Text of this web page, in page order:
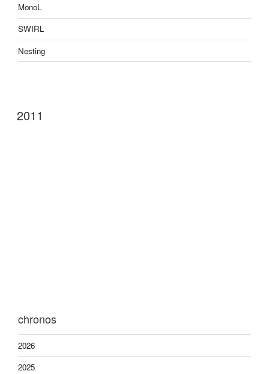
MonoL
SWIRL
Nesting
2011
chronos
2026
2025